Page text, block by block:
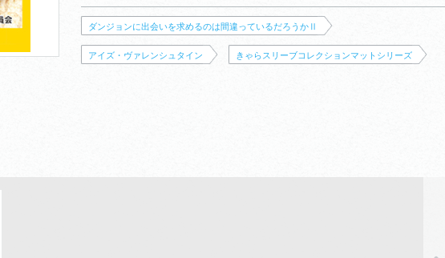
ダンジョンに出会いを求めるのは間違っているだろうかⅡ
アイズ・ヴァレンシュタイン きゃらスリーブコレクションマットシリーズ